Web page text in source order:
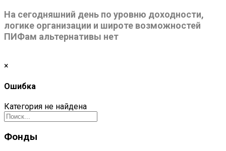
На сегодняшний день по уровню доходности,
логике организации и широте возможностей
ПИФам альтернативы нет
×
Ошибка
Категория не найдена
Фонды